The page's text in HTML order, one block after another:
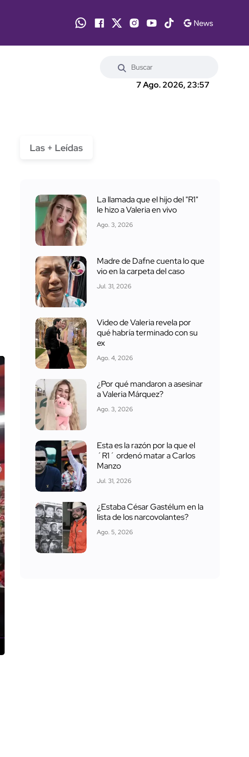
7 Ago. 2026, 23:57
Las + Leídas
La llamada que el hijo del "R1"
le hizo a Valeria en vivo
Ago. 3, 2026
Madre de Dafne cuenta lo que
vio en la carpeta del caso
Jul. 31, 2026
Video de Valeria revela por
qué habría terminado con su
ex
Ago. 4, 2026
¿Por qué mandaron a asesinar
a Valeria Márquez?
Ago. 3, 2026
Esta es la razón por la que el
´R1´ ordenó matar a Carlos
Manzo
Jul. 31, 2026
¿Estaba César Gastélum en la
lista de los narcovolantes?
Ago. 5, 2026